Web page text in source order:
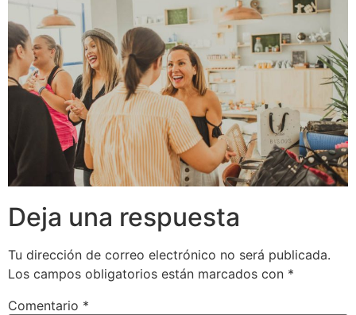
Deja una respuesta
Tu dirección de correo electrónico no será publicada.
Los campos obligatorios están marcados con *
Comentario *